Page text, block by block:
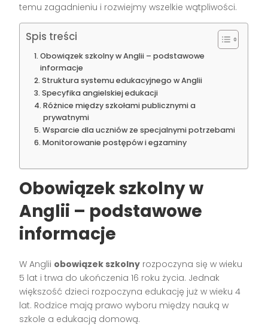
temu zagadnieniu i rozwiejmy wszelkie wątpliwości.
Spis treści
Obowiązek szkolny w Anglii – podstawowe
informacje
Struktura systemu edukacyjnego w Anglii
Specyfika angielskiej edukacji
Różnice między szkołami publicznymi a
prywatnymi
Wsparcie dla uczniów ze specjalnymi potrzebami
Monitorowanie postępów i egzaminy
Obowiązek szkolny w
Anglii – podstawowe
informacje
W Anglii obowiązek szkolny rozpoczyna się w wieku
5 lat i trwa do ukończenia 16 roku życia. Jednak
większość dzieci rozpoczyna edukację już w wieku 4
lat. Rodzice mają prawo wyboru między nauką w
szkole a edukacją domową.